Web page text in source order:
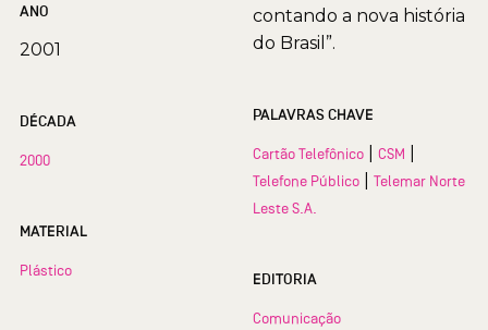
ANO
2001
DÉCADA
2000
MATERIAL
Plástico
contando a nova história
do Brasil”.
PALAVRAS CHAVE
Cartão Telefônico CSM
Telefone Público
Telemar Norte
Leste S.A.
EDITORIA
Comunicação